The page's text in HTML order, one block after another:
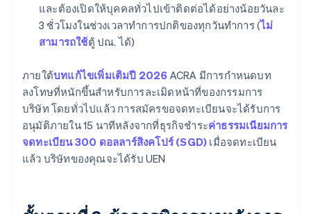
และต้องเปิดให้บุคคลทั่วไปเข้าติดต่อได้อย่างน้อยวันละ
3 ชั่วโมงในช่วงเวลาทำการปกติของทุกวันทำการ (ไม่
สามารถใช้ตู้ ปณ. ได้)
ภายใต้บทแก้ไขเพิ่มเติมปี 2026 ACRA มีการกำหนดบท
ลงโทษที่หนักขึ้นสำหรับการละเมิดหน้าที่ของกรรมการ
บริษัท โดยทั่วไปแล้ว การสมัครขอจดทะเบียนจะได้รับการ
อนุมัติภายใน 15 นาทีหลังจากที่ธุรกิจชำระค่าธรรมเนียมการ
จดทะเบียน 300 ดอลลาร์สิงคโปร์ (SGD) เมื่อจดทะเบียน
แล้ว บริษัทของคุณจะได้รับ UEN